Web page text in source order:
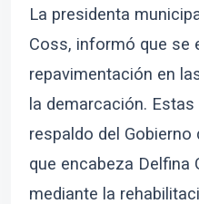
La presidenta
Coss, informó que se
repavimentación en
la demarcación.
respaldo del
que encabeza Delfina
mediante la